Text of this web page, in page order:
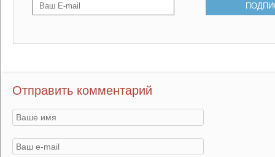
Отправить комментарий